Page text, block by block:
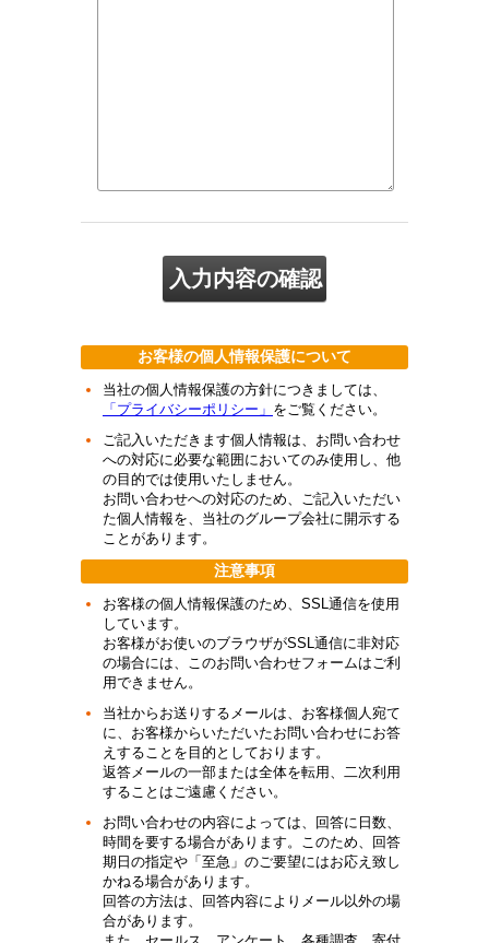
お客様の個人情報保護について
当社の個人情報保護の方針につきましては、
「プライバシーポリシー」 をご覧ください。
ご記入いただきます個人情報は、お問い合わせ
への対応に必要な範囲においてのみ使用し、他
の目的では使用いたしません。
お問い合わせへの対応のため、ご記入いただい
た個人情報を、当社のグループ会社に開示する
ことがあります。
注意事項
お客様の個人情報保護のため、SSL通信を使用
しています。
お客様がお使いのブラウザがSSL通信に非対応
の場合には、このお問い合わせフォームはご利
用できません。
当社からお送りするメールは、お客様個人宛て
に、お客様からいただいたお問い合わせにお答
えすることを目的としております。
返答メールの一部または全体を転用、二次利用
することはご遠慮ください。
お問い合わせの内容によっては、回答に日数、
時間を要する場合があります。このため、回答
期日の指定や「至急」のご要望にはお応え致し
かねる場合があります。
回答の方法は、回答内容によりメール以外の場
合があります。